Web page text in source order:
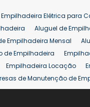
25 ton
Empilhadeira Elétrica para
Aluguel de
Empilhadeira Mensal
de Empilhadeira
Empilhadeira Locação
de Manutenção de
para Hipermercados